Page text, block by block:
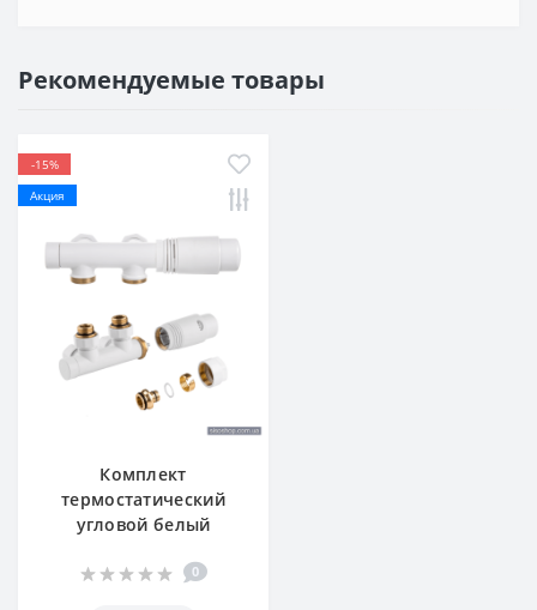
Рекомендуемые товары
-15%
Акция
Комплект
термостатический
угловой белый
0